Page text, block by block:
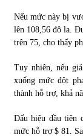
Nếu mức này bị
lên 108,56 đô la.
trên 75, cho thấy
Tuy nhiên, nếu
xuống mức đột
thành hỗ trợ, khả
Dấu hiệu đầu tiên
mức hỗ trợ $ 81.